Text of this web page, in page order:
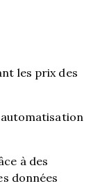
les prix des
à des
données